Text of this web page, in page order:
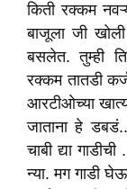
किती रक्कम
बाजूला जी
बसलेत. तुम्ही
रक्कम तातडी
आरटीओच्या
जाताना हे
चाबी द्या
न्या. मग गाडी